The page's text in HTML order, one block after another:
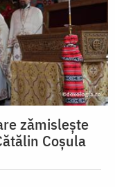
zămislește
Coșula